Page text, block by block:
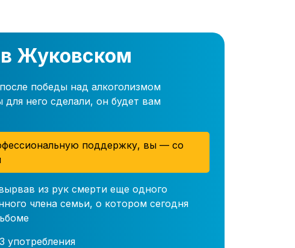
в Жуковском
победы над алкоголизмом
него сделали, он будет вам
поддержку, вы — со
из рук смерти еще одного
члена семьи, о котором сегодня
употребления